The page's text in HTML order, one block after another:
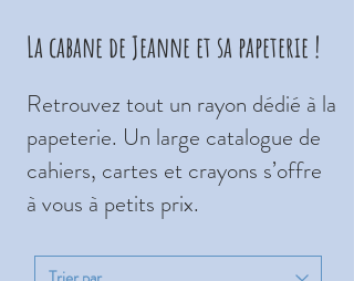
La cabane de Jeanne et sa papeterie !
Retrouvez tout un rayon dédié à la
papeterie. Un large catalogue de
cahiers, cartes et crayons s’offre
à vous à petits prix.